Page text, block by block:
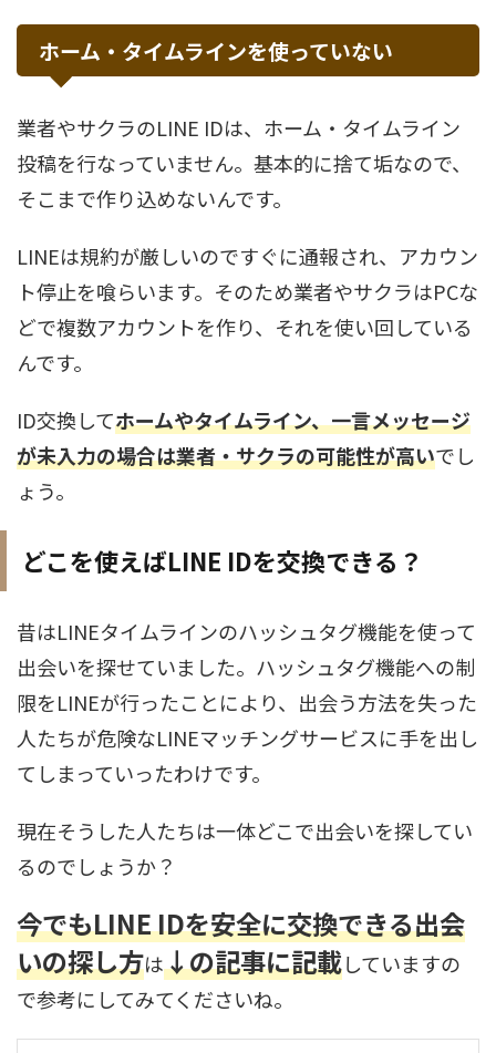
ホーム・タイムラインを使っていない
業者やサクラのLINE IDは、ホーム・タイムライン
投稿を行なっていません。基本的に捨て垢なので、
そこまで作り込めないんです。
LINEは規約が厳しいのですぐに通報され、アカウン
ト停止を喰らいます。そのため業者やサクラはPCな
どで複数アカウントを作り、それを使い回している
んです。
ID交換してホームやタイムライン、一言メッセージ
が未入力の場合は業者・サクラの可能性が高いでし
ょう。
どこを使えばLINE IDを交換できる？
昔はLINEタイムラインのハッシュタグ機能を使って
出会いを探せていました。ハッシュタグ機能への制
限をLINEが行ったことにより、出会う方法を失った
人たちが危険なLINEマッチングサービスに手を出し
てしまっていったわけです。
現在そうした人たちは一体どこで出会いを探してい
るのでしょうか？
今でもLINE IDを安全に交換できる出会
いの探し方は↓の記事に記載していますの
で参考にしてみてくださいね。